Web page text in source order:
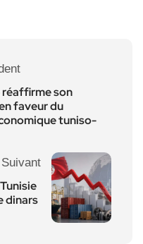
réaffirme son
faveur du
tuniso-
dinars